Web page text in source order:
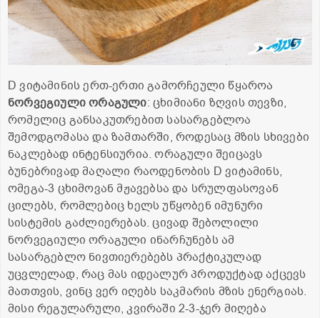
D ვიტამინის ერთ-ერთი გამორჩეული წყაროა
ნორვეგიულიორაგული: ცხიმიანი ზღვის თევზი,
რომელიც განსაკუთრებით სასარგებლოა
შემოდგომასა და ზამთარში, როდესაც მზის სხივები
ნაკლებად ინტენსიურია. ორაგული შეიცავს
ბუნებრივად მაღალი რაოდენობის D ვიტამინს,
ომეგა-3 ცხიმოვან მჟავებსა და სრულფასოვან
ცილებს, რომლებიც ხელს უწყობენ იმუნური
სისტემის გაძლიერებას. ცივად შებოლილი
ნორვეგიული ორაგული ინარჩუნებს ამ
სასარგებლო ნივთიერებებს პრაქტიკულად
უცვლელად, რაც მას იდეალურ პროდუქტად აქცევს
მათთვის, ვინც ვერ იღებს საკმარის მზის ენერგიას.
მისი რეგულარული, კვირაში 2-3-ჯერ მიღება